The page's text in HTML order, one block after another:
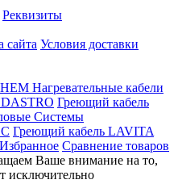
Реквизиты
сайта Условия доставки
Нагревательные кабели
Греющий кабель
Системы
Греющий кабель LAVITA
Избранное Сравнение товаров
Ваше внимание на то,
исключительно